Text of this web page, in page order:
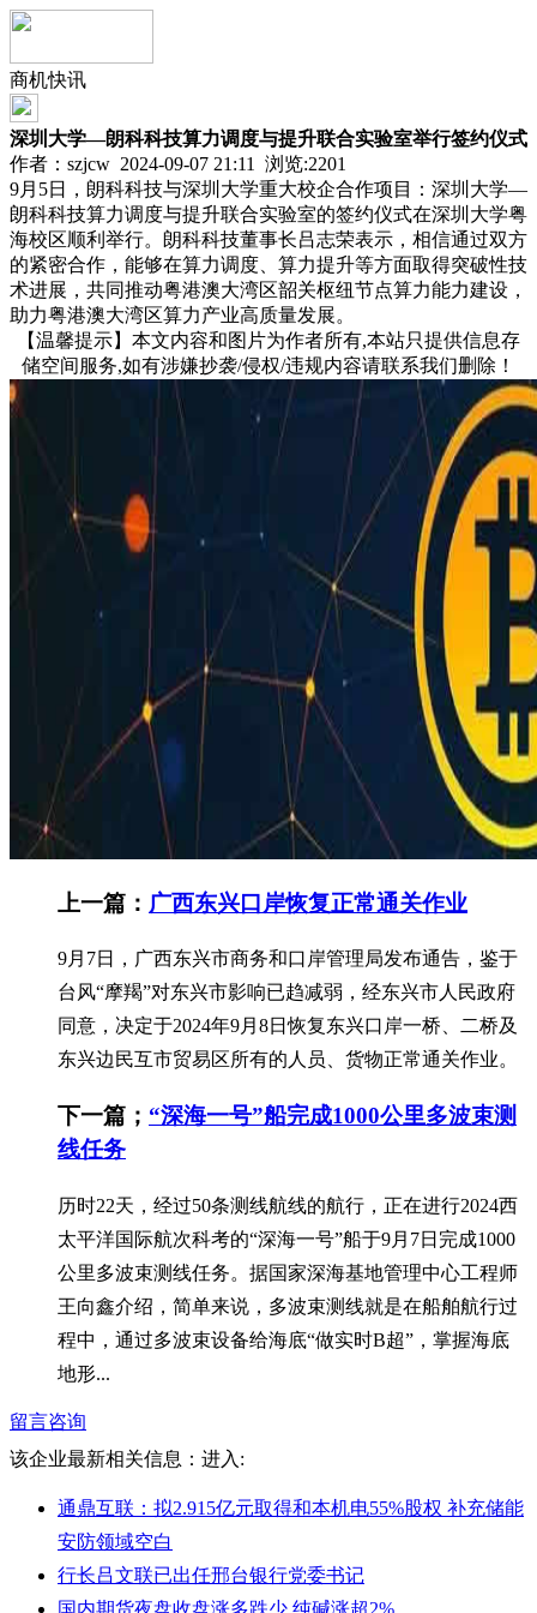
商机快讯
深圳大学—朗科科技算力调度与提升联合实验室举行签约仪式
作者：szjcw 2024-09-07 21:11 浏览:2201
9月5日，朗科科技与深圳大学重大校企合作项目：深圳大学—
朗科科技算力调度与提升联合实验室的签约仪式在深圳大学粤
海校区顺利举行。朗科科技董事长吕志荣表示，相信通过双方
的紧密合作，能够在算力调度、算力提升等方面取得突破性技
术进展，共同推动粤港澳大湾区韶关枢纽节点算力能力建设，
助力粤港澳大湾区算力产业高质量发展。
【温馨提示】本文内容和图片为作者所有,本站只提供信息存
储空间服务,如有涉嫌抄袭/侵权/违规内容请联系我们删除！
上一篇： 广西东兴口岸恢复正常通关作业
9月7日，广西东兴市商务和口岸管理局发布通告，鉴于
台风“摩羯”对东兴市影响已趋减弱，经东兴市人民政府
同意，决定于2024年9月8日恢复东兴口岸一桥、二桥及
东兴边民互市贸易区所有的人员、货物正常通关作业。
下一篇； “深海一号”船完成1000公里多波束测
线任务
历时22天，经过50条测线航线的航行，正在进行2024西
太平洋国际航次科考的“深海一号”船于9月7日完成1000
公里多波束测线任务。据国家深海基地管理中心工程师
王向鑫介绍，简单来说，多波束测线就是在船舶航行过
程中，通过多波束设备给海底“做实时B超”，掌握海底
地形...
留言咨询
该企业最新相关信息： 进入:
通鼎互联：拟2.915亿元取得和本机电55%股权 补充储能
安防领域空白
行长吕文联已出任邢台银行党委书记
国内期货夜盘收盘涨多跌少 纯碱涨超2%